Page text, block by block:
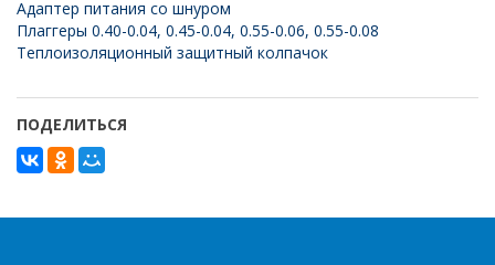
Адаптер питания со шнуром
Плаггеры 0.40-0.04, 0.45-0.04, 0.55-0.06, 0.55-0.08
Теплоизоляционный защитный колпачок
ПОДЕЛИТЬСЯ